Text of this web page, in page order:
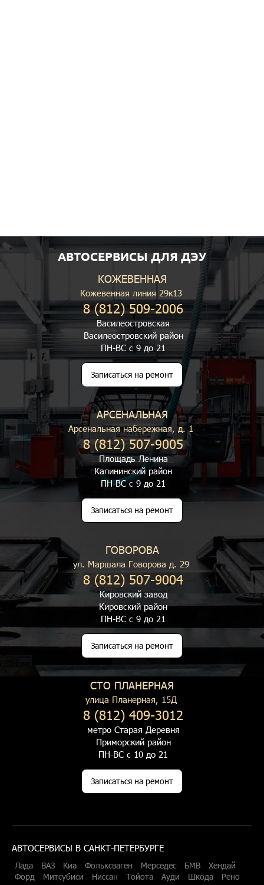
АВТОСЕРВИСЫ ДЛЯ ДЭУ
КОЖЕВЕННАЯ
Кожевенная линия 29к13
8 (812) 509-2006
Василеостровская
Василеостровский район
ПН-ВС с 9 до 21
Записаться на ремонт
АРСЕНАЛЬНАЯ
Арсенальная набережная, д. 1
8 (812) 507-9005
Площадь Ленина
Калининский район
ПН-ВС с 9 до 21
Записаться на ремонт
ГОВОРОВА
ул. Маршала Говорова д. 29
8 (812) 507-9004
Кировский завод
Кировский район
ПН-ВС с 9 до 21
Записаться на ремонт
СТО ПЛАНЕРНАЯ
улица Планерная, 15Д
8 (812) 409-3012
метро Старая Деревня
Приморский район
ПН-ВС с 10 до 21
Записаться на ремонт
АВТОСЕРВИСЫ В САНКТ-ПЕТЕРБУРГЕ
Лада ВАЗ Киа Фольксваген Мерседес БМВ
Хендай
Форд
Митсубиси Ниссан Тойота Ауди Шкода
Рено